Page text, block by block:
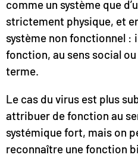
comme un système que
strictement physique, et
système non fonctionnel :
fonction, au sens social
terme.
Le cas du virus est plus
attribuer de fonction au
systémique fort, mais on
reconnaître une fonction